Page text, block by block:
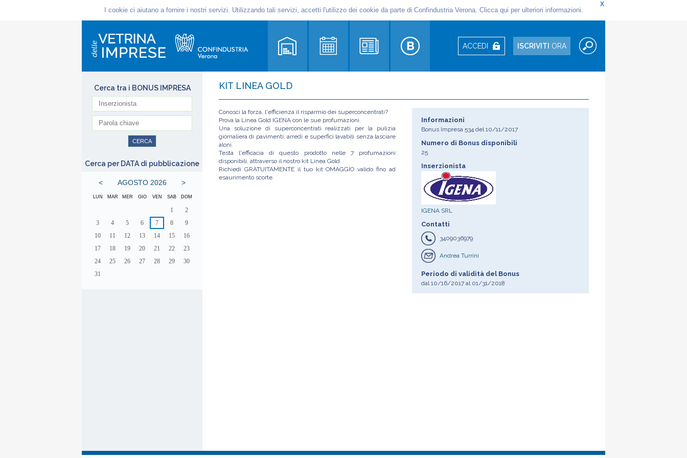
ACCEDI ISCRIVITI ORA
Cerca tra i BONUS IMPRESA
Cerca per DATA di pubblicazione
< AGOSTO 2026 >
LUN MAR MER GIO VEN SAB DOM
1
2
3
4 5 6 7 8
9
10
11 12 13 14 15
16
17
18 19 20 21 22
23
24
25 26 27 28 29
30
31
KIT LINEA GOLD
Conosci la forza, l'efficienza il risparmio dei superconcentrati?
Prova la Linea Gold IGENA con le sue profumazioni.
Una soluzione di superconcentrati realizzati per la pulizia
giornaliera di pavimenti, arredi e superfici lavabili senza lasciare
aloni.
Testa l'efficacia di questo prodotto nelle 7 profumazioni
disponibili, attraverso il nostro kit Linea Gold.
Richiedi GRATUITAMENTE il tuo kit OMAGGIO valido fino ad
esaurimento scorte.
Informazioni
Bonus Impresa 534 del10/11/2017
Numero di Bonus disponibili
25
Inserzionista
IGENA SRL
Contatti
3409036979
Andrea Turrini
Periodo di validità del Bonus
dal10/16/2017 al01/31/2018